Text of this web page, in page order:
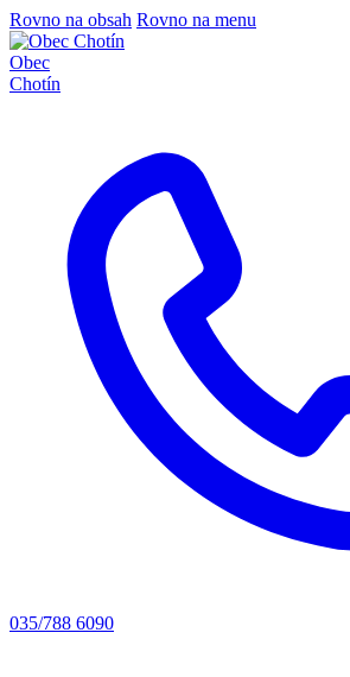
Rovno na obsah Rovno na menu
Obec
Chotín
035/788 6090